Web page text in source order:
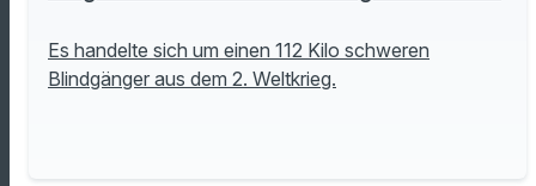
Es handelte sich um einen 112 Kilo schweren
Blindgänger aus dem 2. Weltkrieg.